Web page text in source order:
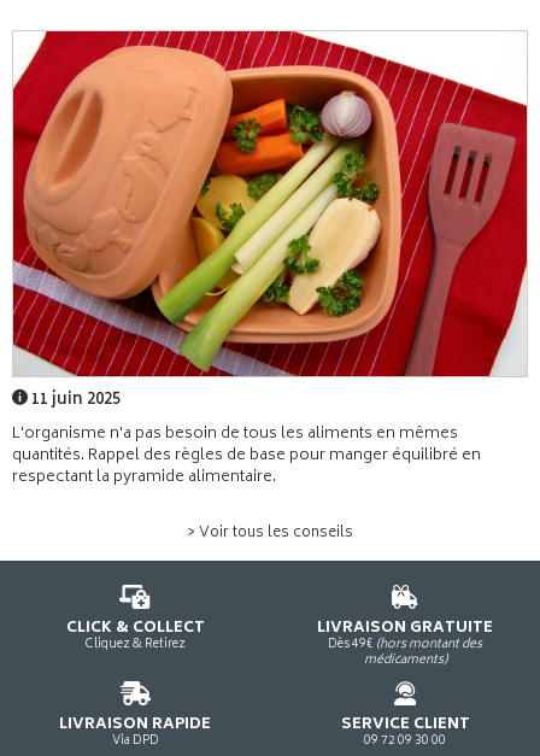
11 juin 2025
L'organisme n'a pas besoin de tous les aliments en mêmes
quantités. Rappel des règles de base pour manger équilibré en
respectant la pyramide alimentaire.
> Voir tous les conseils
CLICK & COLLECT
Cliquez & Retirez
LIVRAISON GRATUITE
Dès 49€ (hors montant des
médicaments)
LIVRAISON RAPIDE
Via DPD
SERVICE CLIENT
09 72 09 30 00